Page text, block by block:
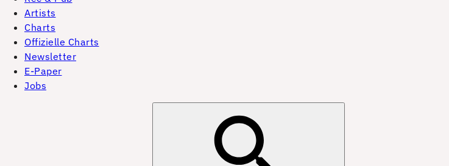
Artists
Charts
Offizielle Charts
Newsletter
E-Paper
Jobs